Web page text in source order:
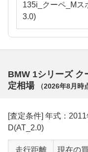
135i_クーペ_Mス
3.0)
BMW 1シリーズ ク
定相場
（2026年8月 時
[査定条件] 年式：
D(AT_2.0)
走行距離 現在の